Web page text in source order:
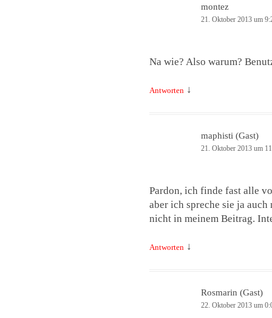
montez
21. Oktober 2013 um
Na wie? Also warum?
Antworten ↓
maphisti (Gast)
21. Oktober 2013 um
Pardon, ich finde fast alle
aber ich spreche sie ja
nicht in meinem Beitrag.
Antworten ↓
Rosmarin (Gast)
22. Oktober 2013 um